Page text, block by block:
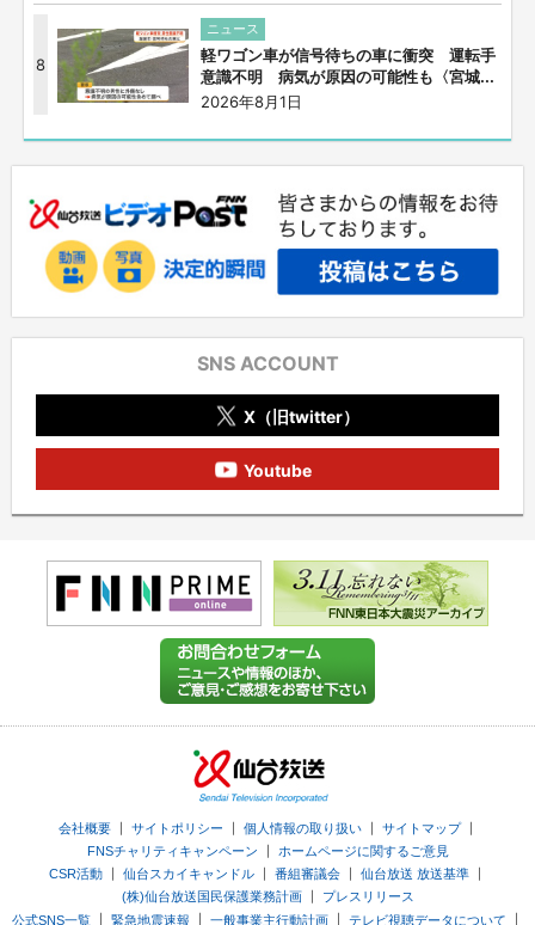
8
ニュース
軽ワゴン車が信号待ちの車に衝突 運転手
意識不明 病気が原因の可能性も〈宮城...
2026年8月1日
SNS ACCOUNT
X（旧twitter）
Youtube
会社概要｜ サイトポリシー ｜ 個人情報の取り扱い｜ サイトマップ｜
FNSチャリティキャンペーン
ホームページに関するご意見
CSR活動
仙台スカイキャンドル 番組審議会 仙台放送 放送基準
(株)仙台放送国民保護業務計画｜
プレスリリース
公式SNS一覧
緊急地震速報 一般事業主行動計画 テレビ視聴データについて